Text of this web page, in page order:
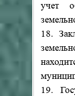
учет
18.
19.